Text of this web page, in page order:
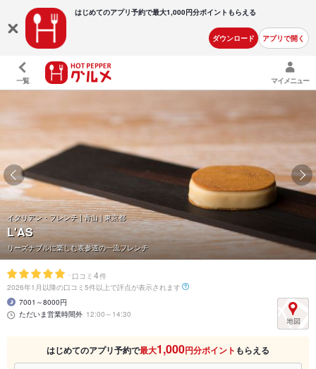
はじめてのアプリ予約で最大1,000円分ポイントもらえる
ダウンロード アプリで開く
一覧 マイメニュー
イタリアン・フレンチ | 青山 | 東京都
L'AS
リーズナブルに楽しむ表参道の一流フレンチ
- 口コミ 4件
2026年1月以降の口コミ5件以上で評点が表示されます
7001～8000円
ただいま営業時間外 12:00～14:30
はじめてのアプリ予約で最大1,000円分ポイント もらえる